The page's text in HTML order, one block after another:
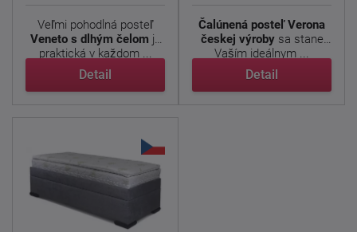
Veľmi pohodlná posteľ
Veneto s dlhým čelom je
praktická v každom ...
Detail
Čalúnená posteľ Verona
českej výrobysa stane
Vaším ideálnym ...
Detail